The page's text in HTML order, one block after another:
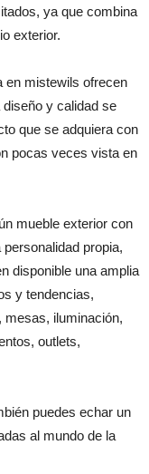
ya que combina
exterior.
en mistewils ofrecen
y calidad se
que se adquiera con
pocas veces vista en
mueble exterior con
propia,
disponible una amplia
y tendencias,
iluminación,
outlets,
puedes echar un
al mundo de la